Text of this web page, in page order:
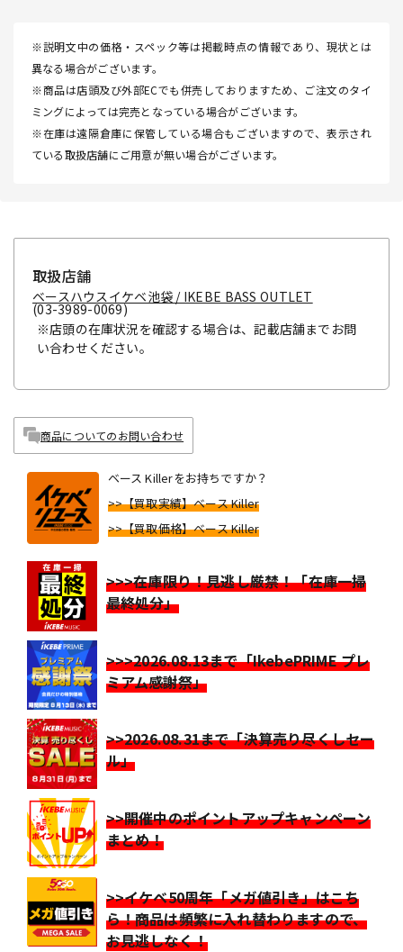
※説明文中の価格・スペック等は掲載時点の情報であり、現状とは
異なる場合がございます。
※商品は店頭及び外部ECでも併売しておりますため、ご注文のタイ
ミングによっては完売となっている場合がございます。
※在庫は遠隔倉庫に保管している場合もございますので、表示され
ている取扱店舗にご用意が無い場合がございます。
取扱店舗
ベースハウスイケベ池袋 / IKEBE BASS OUTLET
(03-3989-0069)
※店頭の在庫状況を確認する場合は、記載店舗までお問
い合わせください。
商品についてのお問い合わせ
ベース Killerをお持ちですか？
>>【買取実績】ベース Killer
>>【買取価格】ベース Killer
>>>在庫限り！見逃し厳禁！「在庫一掃
最終処分」
>>>2026.08.13まで「IkebePRIME プレ
ミアム感謝祭」
>>2026.08.31まで「決算売り尽くしセー
ル」
>>開催中のポイントアップキャンペーン
まとめ！
>>イケベ50周年「メガ値引き」はこち
ら！商品は頻繁に入れ替わりますので、
お見逃しなく！